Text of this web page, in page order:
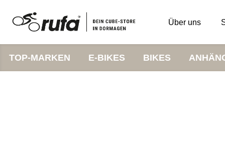
Über uns
TOP-MARKEN E-BIKES BIKES